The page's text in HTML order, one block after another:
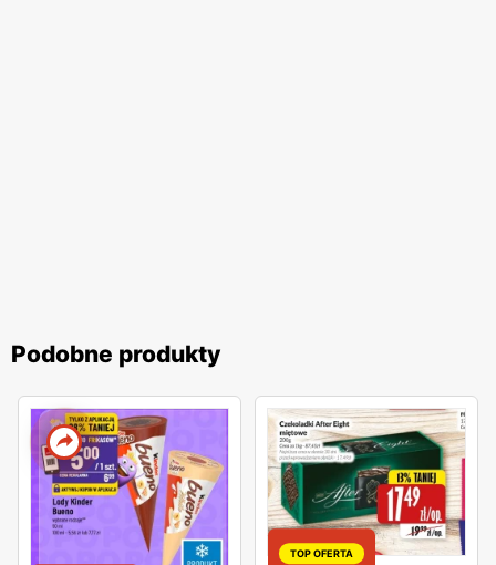
Podobne produkty
TOP OFERTA